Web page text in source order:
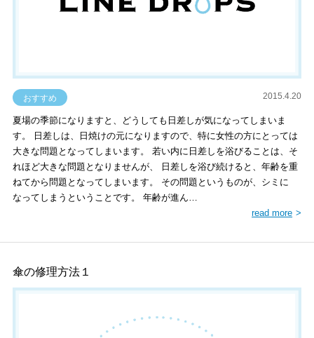
おすすめ 2015.4.20
夏場の季節になりますと、どうしても日差しが気になってしまいま
す。 日差しは、日焼けの元になりますので、特に女性の方にとっては
大きな問題となってしまいます。 若い内に日差しを浴びることは、そ
れほど大きな問題となりませんが、 日差しを浴び続けると、年齢を重
ねてから問題となってしまいます。 その問題というものが、シミに
なってしまうということです。 年齢が進ん…
read more
傘の修理方法１